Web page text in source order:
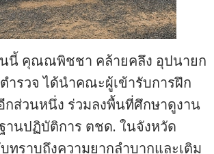
นนี้ คุณณพิชชา คล้ายคลึง อุปนายก
รวจ ได้นำคณะผู้เข้ารับการฝึก
กส่วนหนึ่ง ร่วมลงพื้นที่ศึกษาดูงาน
านปฏิบัติการ ตชด. ในจังหวัด
ทราบถึงความยากลำบากและเติม